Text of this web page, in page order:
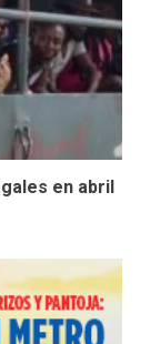
en abril